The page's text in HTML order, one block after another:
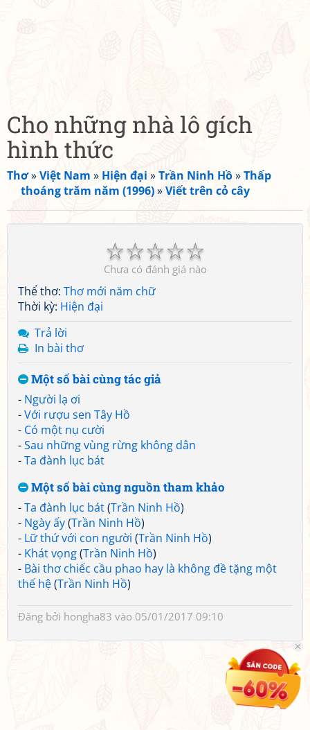
Cho những nhà lô gích
hình thức
Thơ»Việt Nam » Hiện đại »Trần Ninh Hồ»Thấp
thoáng trăm năm (1996)»Viết trên cỏ cây
☆
☆
☆
☆
☆
Chưa có đánh giá nào
Thể thơ: Thơ mới năm chữ
Thời kỳ: Hiện đại
Trả lời
In bài thơ
Một số bài cùng tác giả
- Người lạ ơi
-Với rượu sen Tây Hồ
- Có một nụ cười
-Sau những vùng rừng không dân
-Ta đành lục bát
Một số bài cùng nguồn tham khảo
-Ta đành lục bát(Trần Ninh Hồ)
- Ngày ấy(Trần Ninh Hồ)
- Lữ thứ với con người (Trần Ninh Hồ)
- Khát vọng(Trần Ninh Hồ)
- Bài thơ chiếc cầu phao hay là không đề tặng một
thế hệ(Trần Ninh Hồ)
Đăng bởi hongha83 vào 05/01/2017 09:10